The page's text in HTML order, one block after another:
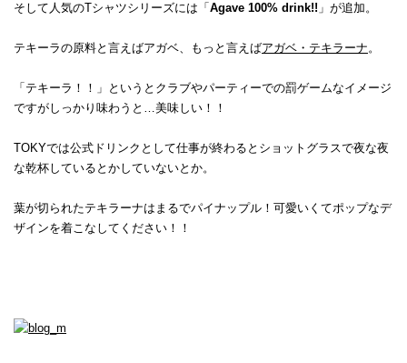
そして人気のTシャツシリーズには「 Agave 100% drink!! 」が追加。
テキーラの原料と言えばアガベ、もっと言えばアガベ・テキラーナ。
「テキーラ！！」というとクラブやパーティーでの罰ゲームなイメージ
ですがしっかり味わうと…美味しい！！
TOKYでは公式ドリンクとして仕事が終わるとショットグラスで夜な夜
な乾杯しているとかしていないとか。
葉が切られたテキラーナはまるでパイナップル！可愛いくてポップなデ
ザインを着こなしてください！！